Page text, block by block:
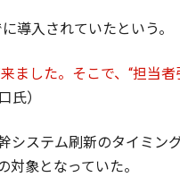
導入されていたという。
ました。そこで、“担当
氏）
ステム刷新のタイミン
象となっていた。